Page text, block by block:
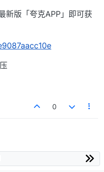
新版「夸克APP」即可获
0